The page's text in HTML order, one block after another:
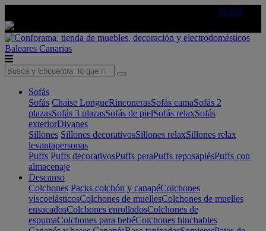
AQUÍ
Baleares Canarias
Sofás
Sofás Chaise LongueRinconerasSofás camaSofás 2
plazasSofás 3 plazasSofás de pielSofás relaxSofás
exteriorDivanes
Sillones Sillones decorativosSillones relaxSillones relax
levantapersonas
Puffs Puffs decorativosPuffs peraPuffs reposapiésPuffs con
almacenaje
Descanso
Colchones Packs colchón y canapéColchones
viscoelásticosColchones de muellesColchones de muelles
ensacadosColchones enrolladosColchones de
espumaColchones para bebéColchones hinchables